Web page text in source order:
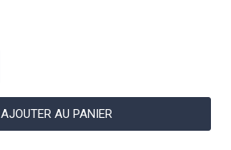
AJOUTER AU PANIER